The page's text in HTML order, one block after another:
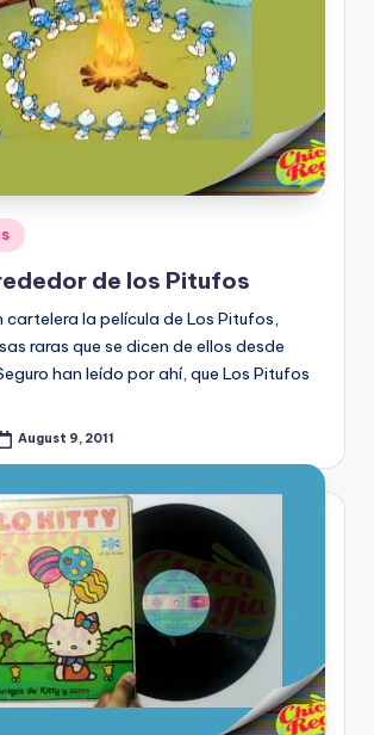
de los Pitufos
cartelera la película de Los Pitufos,
raras que se dicen de ellos desde
han leído por ahí, que Los Pitufos
August 9, 2011